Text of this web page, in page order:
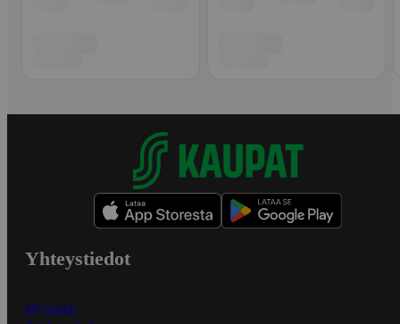
Yhteystiedot
Myymälät